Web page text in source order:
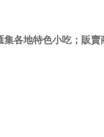
各地特色小吃；販